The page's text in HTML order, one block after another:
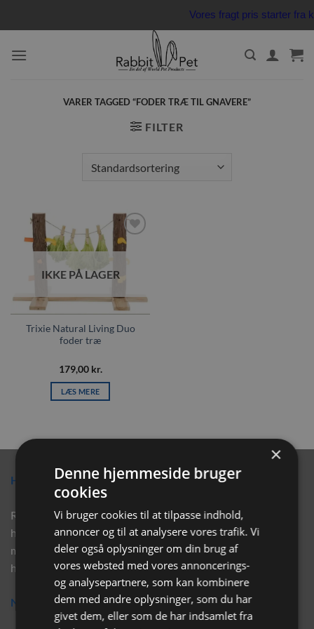
Vores fragt pris starter
VARER TAGGED “FODER TRÆ TIL GNAVERE”
FILTER
Tilføj til
ønskeliste
IKKE PÅ LAGER
Trixie Natural Living Duo
foder træ
179,00 kr.
LÆS MERE
Hvorfor vælge Rabbitpet?
Rabbitpet sælger ikke kun kvalitetsprodukter såsom, foder,
hø, aktivering, strøelse mm. til vores kunder. Vi hjælper også
med rådgivning, så tøv ikke med at skrive eller ring til os for
hjælp..
Nyhedsbrev
×
Denne hjemmeside bruger
cookies
Vi bruger cookies til at tilpasse indhold,
annoncer og til at analysere vores trafik. Vi
deler også oplysninger om din brug af
vores websted med vores annoncerings-
og analysepartnere, som kan kombinere
dem med andre oplysninger, som du har
givet dem, eller som de har indsamlet fra